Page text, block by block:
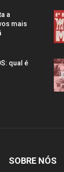
a
mais
qual é
SOBRE NÓS